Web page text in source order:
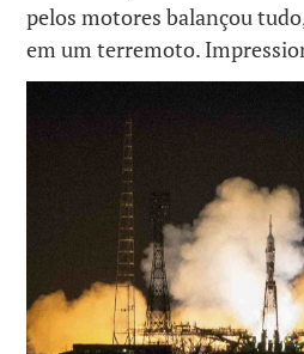
pelos motores balançou
em um terremoto.